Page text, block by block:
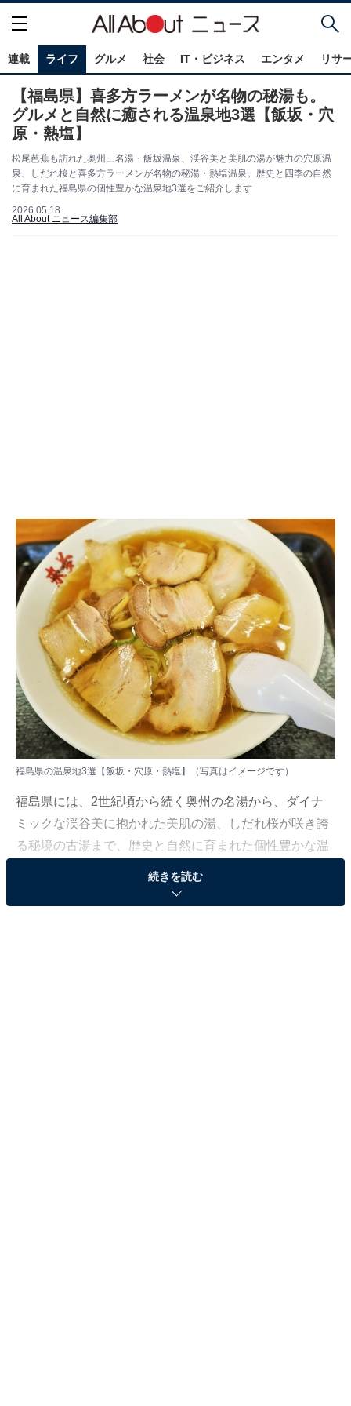
連載 ライフ グルメ 社会 IT・ビジネス エンタメ リサ
【福島県】喜多方ラーメンが名物の秘湯も。
グルメと自然に癒される温泉地3選【飯坂・穴
原・熱塩】
松尾芭蕉も訪れた奥州三名湯・飯坂温泉、渓谷美と美肌の湯が魅力の穴原温
泉、しだれ桜と喜多方ラーメンが名物の秘湯・熱塩温泉。歴史と四季の自然
に育まれた福島県の個性豊かな温泉地3選をご紹介します
2026.05.18
All About ニュース編集部
福島県の温泉地3選【飯坂・穴原・熱塩】（写真はイメージです）
福島県には、2世紀頃から続く奥州の名湯から、ダイナ
ミックな渓谷美に抱かれた美肌の湯、しだれ桜が咲き誇
る秘境の古湯まで、歴史と自然に育まれた個性豊かな温
泉地がそろっています。3つの温泉地をご紹介します。
※本記事で紹介している商品の購入やサービスの利用により、売上の一部が
続きを読む